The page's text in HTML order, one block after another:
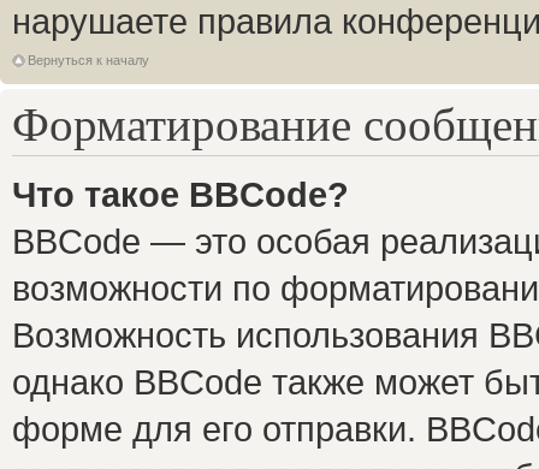
нарушаете правила
Вернуться к началу
Форматирование
Что такое BBCode?
BBCode — это особая
возможности по
Возможность использования
однако BBCode также может
форме для его отправки.